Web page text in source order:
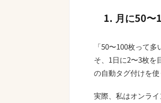
1. 月に50〜
「50〜100枚って
そ、1日に2〜3枚を
の自動タグ付けを
実際、私はオンラ